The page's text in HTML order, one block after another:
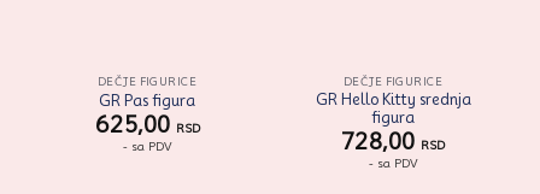
DEČJE FIGURICE
GR Pas figura
625,00 RSD
- sa PDV
DEČJE FIGURICE
GR Hello Kitty srednja
figura
728,00 RSD
- sa PDV